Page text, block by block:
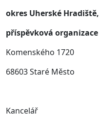
okres Uherské Hradiště,
příspěvková organizace
Komenského 1720
68603 Staré Město
Kancelář